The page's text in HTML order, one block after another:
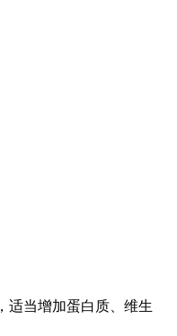
适当增加蛋白质、维生